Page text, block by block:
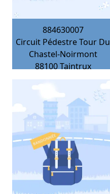
884630007
Circuit Pédestre Tour Du
Chastel-Noirmont
88100 Taintrux